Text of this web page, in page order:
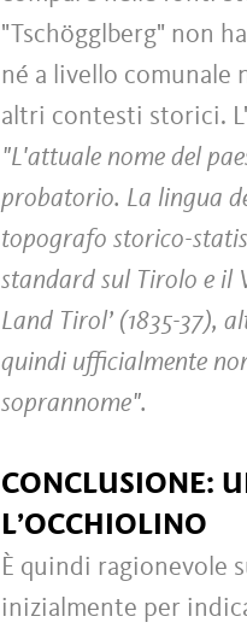
"Tschögglberg" non
né a livello comunale
altri contesti storici.
"L'attuale nome del
probatorio. La lingua
topografo storico-
standard sul Tirolo e il
Land Tirol’ (1835-37),
quindi ufficialmente
soprannome".
CONCLUSIONE:
L’OCCHIOLINO
È quindi ragionevole
inizialmente per